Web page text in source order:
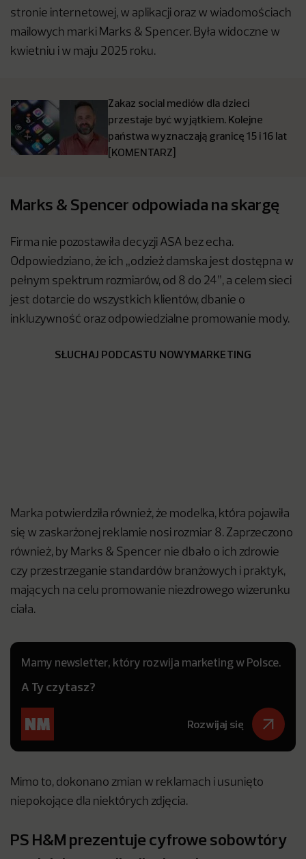
stronie internetowej, w aplikacji oraz w wiadomościach
mailowych marki Marks & Spencer. Była widoczne w
kwietniu i w maju 2025 roku.
Zakaz social mediów dla dzieci
przestaje być wyjątkiem. Kolejne
państwa wyznaczają granicę 15 i 16 lat
[KOMENTARZ]
Marks & Spencer odpowiada na skargę
Firma nie pozostawiła decyzji ASA bez echa.
Odpowiedziano, że ich „odzież damska jest dostępna w
pełnym spektrum rozmiarów, od 8 do 24”, a celem sieci
jest dotarcie do wszystkich klientów, dbanie o
inkluzywność oraz odpowiedzialne promowanie mody.
SŁUCHAJ PODCASTU NOWYMARKETING
Marka potwierdziła również, że modelka, która pojawiła
się w zaskarżonej reklamie nosi rozmiar 8. Zaprzeczono
również, by Marks & Spencer nie dbało o ich zdrowie
czy przestrzeganie standardów branżowych i praktyk,
mających na celu promowanie niezdrowego wizerunku
ciała.
Mamy newsletter, który rozwija marketing w Polsce.
A Ty czytasz?
Rozwijaj się
Mimo to, dokonano zmian w reklamach i usunięto
niepokojące dla niektórych zdjęcia.
PS H&M prezentuje cyfrowe sobowtóry